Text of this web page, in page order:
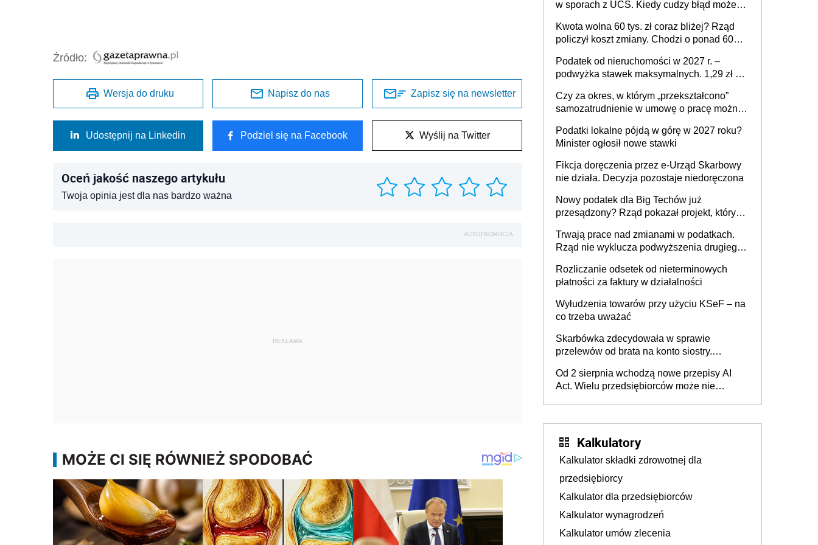
Źródło:
Wersja do druku Napisz do nas Zapisz się na newsletter
Udostępnij na Linkedin Podziel się na Facebook Wyślij na Twitter
Oceń jakość naszego artykułu
Twoja opinia jest dla nas bardzo ważna
AUTOPROMOCJA
REKLAMA
w sporach z UCS. Kiedy cudzy błąd może
Kwota wolna 60 tys. zł coraz bliżej? Rząd
policzył koszt zmiany. Chodzi o ponad 60
Podatek od nieruchomości w 2027 r. –
podwyżka stawek maksymalnych. 1,29 zł za
budynków i lokali związanych z
prowadzeniem działalności gospodarczej
Czy za okres, w którym „przekształcono”
samozatrudnienie w umowę o pracę można
umowy cywilnoprawnej jedynym
racjonalnym wyjściem
Podatki lokalne pójdą w górę w 2027 roku?
Minister ogłosił nowe stawki
Fikcja doręczenia przez e-Urząd Skarbowy
nie działa. Decyzja pozostaje niedoręczona
Nowy podatek dla Big Techów już
przesądzony? Rząd pokazał projekt, który
Trwają prace nad zmianami w podatkach.
Rząd nie wyklucza podwyższenia drugiego
Rozliczanie odsetek od nieterminowych
płatności za faktury w działalności
Wyłudzenia towarów przy użyciu KSeF – na
co trzeba uważać
Skarbówka zdecydowała w sprawie
przelewów od brata na konto siostry.
darowizna, ale podatku jednak nie będzie
Od 2 sierpnia wchodzą nowe przepisy AI
Act. Wielu przedsiębiorców może nie
Kalkulatory
Kalkulator składki zdrowotnej dla
przedsiębiorcy
Kalkulator dla przedsiębiorców
Kalkulator wynagrodzeń
Kalkulator umów zlecenia